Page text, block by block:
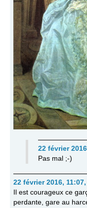
22 février
Pas mal ;-)
22 février 2016, 11:07,
Il est courageux ce
perdante, gare au